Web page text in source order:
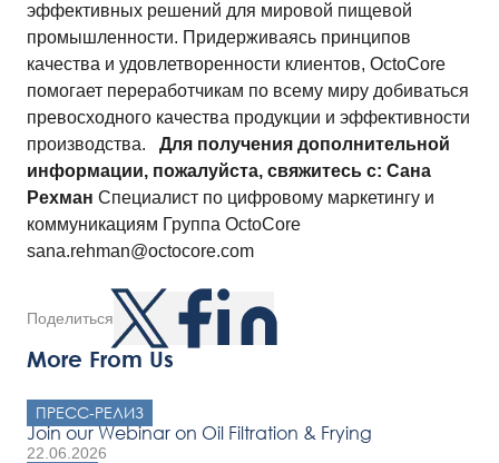
Поделиться
эффективных решений для мировой пищевой
промышленности. Придерживаясь принципов
качества и удовлетворенности клиентов, OctoCore
помогает переработчикам по всему миру добиваться
превосходного качества продукции и эффективности
производства. Для получения дополнительной
информации, пожалуйста, свяжитесь с: Сана
Рехман Специалист по цифровому маркетингу и
коммуникациям Группа OctoCore
sana.rehman@octocore.com
More From Us
ПРЕСС-РЕЛИЗ
Join our Webinar on Oil Filtration & Frying
22.06.2026